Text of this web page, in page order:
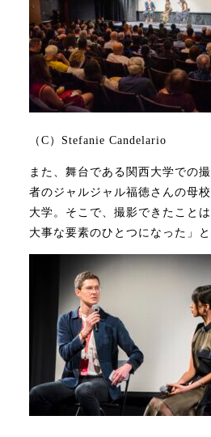
（C）Stefanie Candelario
また、舞台である関西大学での
者のジャルジャル福徳さんの母
大学。そこで、撮影できたこと
大事な要素のひとつになった」